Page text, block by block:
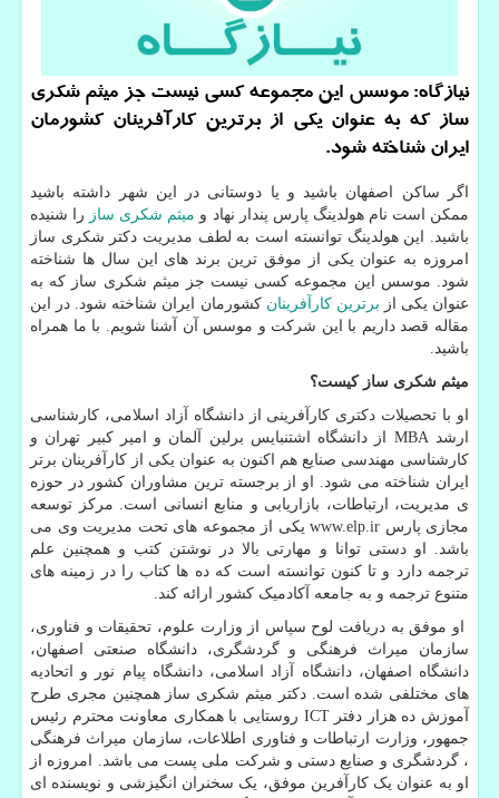
نیازگاه: موسس این مجموعه كسی نیست جز میثم شكری
ساز كه به عنوان یكی از برترین كارآفرینان كشورمان
ایران شناخته شود.
اگر ساکن اصفهان باشید و یا دوستانی در این شهر داشته باشید
ممکن است نام هولدینگ پارس پندار نهاد و میثم شکری ساز را شنیده
باشید. این هولدینگ توانسته است به لطف مدیریت دکتر شکری ساز
امروزه به عنوان یکی از موفق ترین برند های این سال ها شناخته
شود. موسس این مجموعه کسی نیست جز میثم شکری ساز که به
عنوان یکی از برترین کارآفرینان کشورمان ایران شناخته شود. در این
مقاله قصد داریم با این شرکت و موسس آن آشنا شویم. با ما همراه
باشید.
میثم شکری ساز کیست؟
او با تحصیلات دکتری کارآفرینی از دانشگاه آزاد اسلامی، کارشناسی
ارشد MBA از دانشگاه اشتنبایس برلین آلمان و امیر کبیر تهران و
کارشناسی مهندسی صنایع هم اکنون به عنوان یکی از کارآفرینان برتر
ایران شناخته می شود. او از برجسته ترین مشاوران کشور در حوزه
ی مدیریت، ارتباطات، بازاریابی و منابع انسانی است. مرکز توسعه
مجازی پارس www.elp.ir یکی از مجموعه های تحت مدیریت وی می
باشد. او دستی توانا و مهارتی بالا در نوشتن کتب و همچنین علم
ترجمه دارد و تا کنون توانسته است که ده ها کتاب را در زمینه های
متنوع ترجمه و به جامعه آکادمیک کشور ارائه کند.
او موفق به دریافت لوح سپاس از وزارت علوم، تحقیقات و فناوری،
سازمان میراث فرهنگی و گردشگری، دانشگاه صنعتی اصفهان،
دانشگاه اصفهان، دانشگاه آزاد اسلامی، دانشگاه پیام نور و اتحادیه
های مختلفی شده است. دکتر میثم شکری ساز همچنین مجری طرح
آموزش ده هزار دفترICT روستایی با همکاری معاونت محترم رئیس
جمهور، وزارت ارتباطات و فناوری اطلاعات، سازمان میراث فرهنگی
، گردشگری و صنایع دستی و شرکت ملی پست می باشد. امروزه از
او به عنوان یک کارآفرین موفق، یک سخنران انگیزشی و نویسنده ای